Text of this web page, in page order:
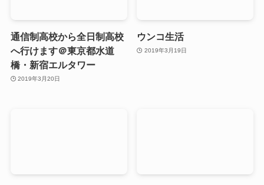
通信制高校から全日制高校
へ行けます＠東京都水道
橋・新宿エルタワー
2019年3月20日
ウンコ生活
2019年3月19日